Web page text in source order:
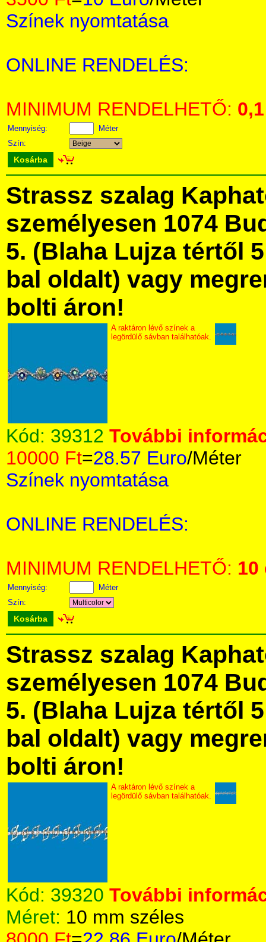
Színek nyomtatása
ONLINE RENDELÉS:
MINIMUM RENDELHETŐ: 0,1
Mennyiség:
Méter
Szín:
Kosárba
Strassz szalag
személyesen 1074
5. (Blaha Lujza tértől
bal oldalt) vagy
bolti áron!
A raktáron lévő színek a
legördülő sávban találhatóak.
Kód: 39312 További
10000 Ft=28.57 Euro/Méter
Színek nyomtatása
ONLINE RENDELÉS:
MINIMUM RENDELHETŐ: 10
Mennyiség:
Méter
Szín:
Kosárba
Strassz szalag
személyesen 1074
5. (Blaha Lujza tértől
bal oldalt) vagy
bolti áron!
A raktáron lévő színek a
legördülő sávban találhatóak.
Kód: 39320 További
Méret: 10 mm széles